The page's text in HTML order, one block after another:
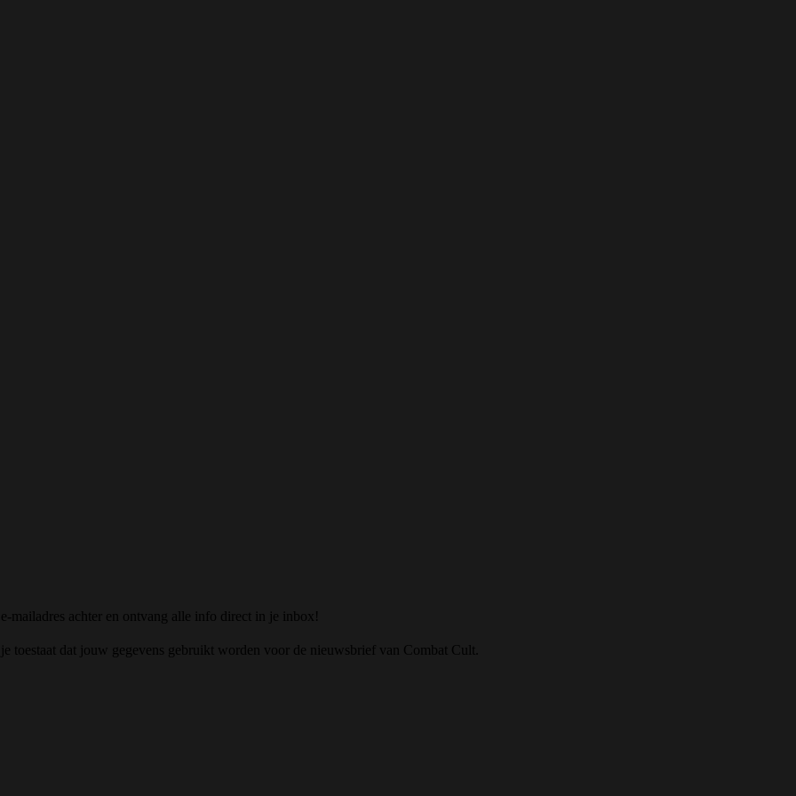
mailadres achter en ontvang alle info direct in je inbox!
toestaat dat jouw gegevens gebruikt worden voor de nieuwsbrief van Combat Cult.